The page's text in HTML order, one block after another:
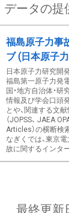
データの提
福島原子力事
ブ (日本原子
日本原子力研究開
福島第一原子力発
国・地方自治体・
情報及び学会口頭
とや、関連する文
（JOPSS、 JAEA
Articles）の横断検
なぎくでは、東京
故に関するインタ
最終更新